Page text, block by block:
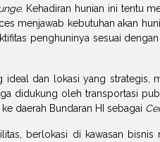
. Kehadiran hunian ini tentu
menjawab kebutuhan akan
penghuninya sesuai dengan
ideal dan lokasi yang strategis,
didukung oleh transportasi
daerah Bundaran HI sebagai
berlokasi di kawasan